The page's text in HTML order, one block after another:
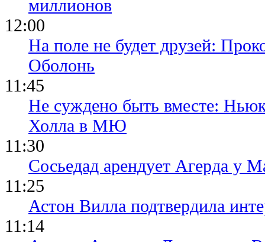
миллионов
12:00
На поле не будет друзей:
Оболонь
11:45
Не суждено быть вместе:
Холла в МЮ
11:30
Сосьедад арендует Агерда у
11:25
Астон Вилла подтвердила
11:14